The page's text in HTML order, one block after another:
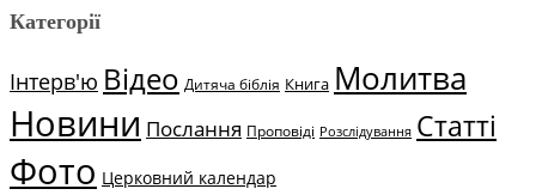
Категорії
Інтерв'ю Відео Дитяча біблія Книга Молитва
Новини Послання Проповіді Розслідування Статті
Фото Церковний календар